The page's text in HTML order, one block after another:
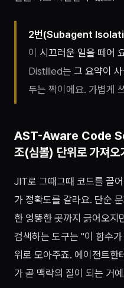
2번(Subagent
이 시끄러운 일을 떼어
Distilled는 그 요약이
두는 짝이에요. 가볍게
AST-Aware Code
조(심볼) 단위로 가져오
JIT로 그때그때 코드를 끌
가 정확도를 갈라요. 단순
한 엉뚱한 곳까지 긁어오지
검색하는 도구는 "이 함수
위로 모아주죠. 에이전트한
가 곧 맥락의 질이 되는 거